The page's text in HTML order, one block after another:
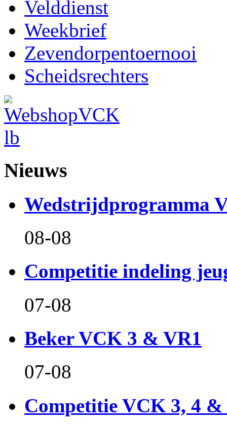
Velddienst
Weekbrief
Zevendorpentoernooi
Scheidsrechters
Nieuws
Wedstrijdprogramma
08-08
Competitie indeling
07-08
Beker VCK 3 & VR1
07-08
Competitie VCK 3, 4 &